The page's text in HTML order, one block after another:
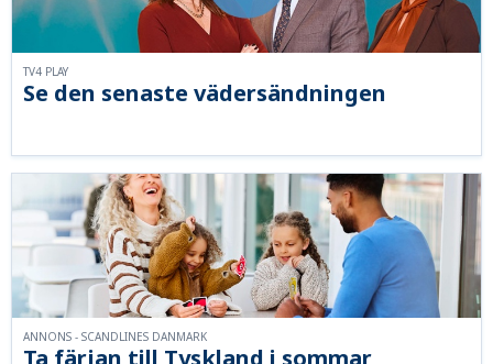
Se den senaste vädersändningen
TV4 PLAY
ANNONS - SCANDLINES DANMARK